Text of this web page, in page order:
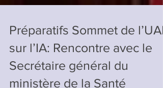
Préparatifs Sommet de l’UAR
sur l’IA: Rencontre avec le
Secrétaire général du